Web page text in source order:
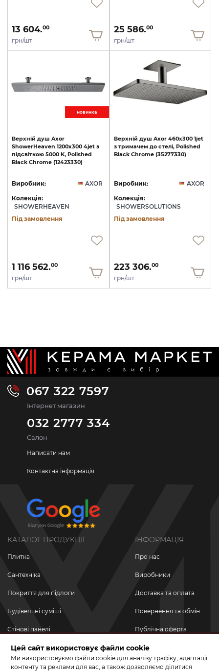
13 604.00
грн/шт
25 586.00
грн/шт
новинкa
Верхній душ Axor
ShowerHeaven 1200х300 4jet з
підсвіткою 5000 K, Polished
Black Chrome (12423330)
Виробник:
AXOR
Колекція:
SHOWERHEAVEN
Під замовлення
1 116 562.00
грн/шт
Верхній душ Axor 460х300 1jet
з тримачем до стелі, Polished
Black Chrome (35277330)
Виробник:
AXOR
Колекція:
SHOWERSOLUTIONS
Під замовлення
223 306.00
грн/шт
067 322 7597
Інтернет магазин
032 2777 334
Салон
Написати нам
Контактна інформація
КАТАЛОГ ПРОДУКЦІЇ
Плитка
Сантехніка
Покриття для підлоги
Будівельні суміші
Стінові панелі
Новинки
Акційні товари
ІНФОРМАЦІЯ
Про нас
Виробники
Доставка та оплата
Повернення та обмін
Публічна оферта
Політика
конфіденційності
Цей сайт використовує файли cookie
Ми використовуємо файли cookie для аналізу трафіку, адаптації
контенту та реклами для вас, а також дозволяємо ділитися